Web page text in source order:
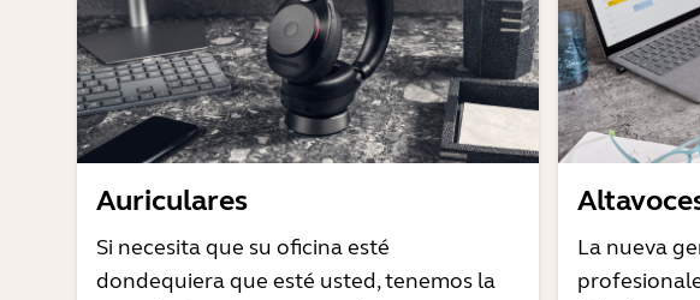
Auriculares
Si necesita que su oficina esté
dondequiera que esté usted, tenemos la
La nueva